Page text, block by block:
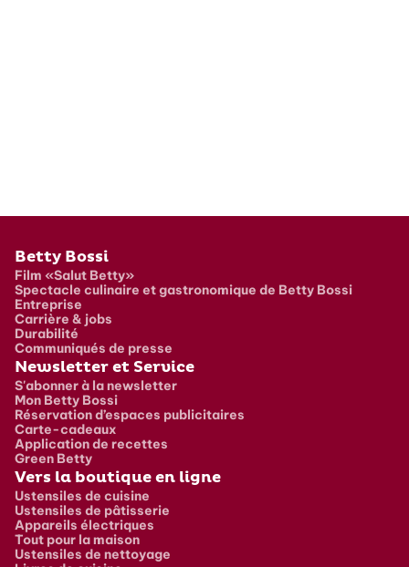
Pied de page
Betty Bossi
Film «Salut Betty»
Spectacle culinaire et gastronomique de Betty Bossi
Entreprise
Carrière & jobs
Durabilité
Communiqués de presse
Newsletter et Service
S'abonner à la newsletter
Mon Betty Bossi
Réservation d’espaces publicitaires
Carte-cadeaux
Application de recettes
Green Betty
Vers la boutique en ligne
Ustensiles de cuisine
Ustensiles de pâtisserie
Appareils électriques
Tout pour la maison
Ustensiles de nettoyage